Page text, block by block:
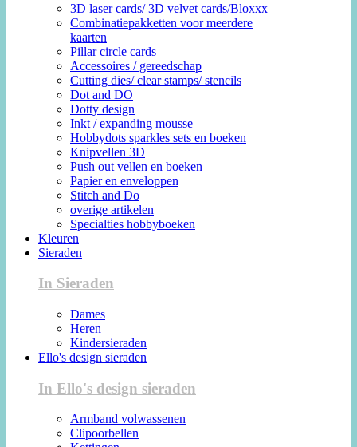
3D laser cards/ 3D velvet cards/Bloxxx
Combinatiepakketten voor meerdere
kaarten
Pillar circle cards
Accessoires / gereedschap
Cutting dies/ clear stamps/ stencils
Dot and DO
Dotty design
Inkt / expanding mousse
Hobbydots sparkles sets en boeken
Knipvellen 3D
Push out vellen en boeken
Papier en enveloppen
Stitch and Do
overige artikelen
Specialties hobbyboeken
Kleuren
Sieraden
In Sieraden
Dames
Heren
Kindersieraden
Ello's design sieraden
In Ello's design sieraden
Armband volwassenen
Clipoorbellen